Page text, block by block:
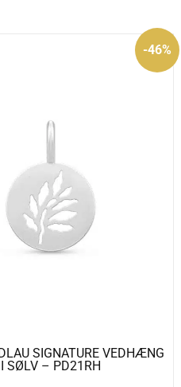
-46%
SIGNATURE VEDHÆNG
I SØLV – PD21RH